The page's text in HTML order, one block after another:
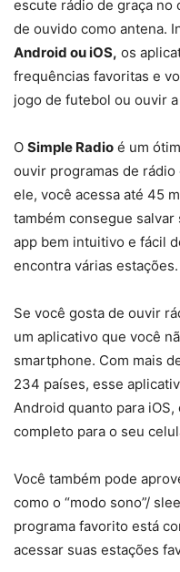
escute rádio de graça no
de ouvido como antena.
Android ou iOS, os
frequências favoritas e
jogo de futebol ou ouvir
O Simple Radio é um
ouvir programas de
ele, você acessa até 45
também consegue salvar
app bem intuitivo e fácil
encontra várias estações.
Se você gosta de ouvir
um aplicativo que você
smartphone. Com mais
234 países, esse
Android quanto para
completo para o seu
Você também pode
como o “modo sono”/
programa favorito está
acessar suas estações